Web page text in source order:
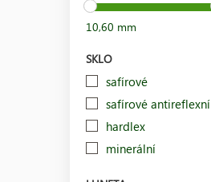
10,60 mm
SKLO
safírové
safírové antireflexní
hardlex
minerální